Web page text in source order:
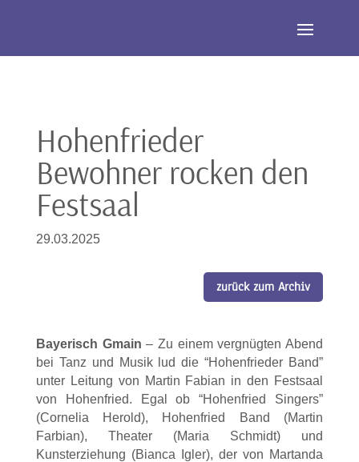
Hohenfrieder
Bewohner rocken den
Festsaal
29.03.2025
zurück zum Archiv
Bayerisch Gmain – Zu einem vergnügten Abend
bei Tanz und Musik lud die “Hohenfrieder Band”
unter Leitung von Martin Fabian in den Festsaal
von Hohenfried. Egal ob “Hohenfried Singers”
(Cornelia Herold), Hohenfried Band (Martin
Farbian), Theater (Maria Schmidt) und
Kunsterziehung (Bianca Igler), der von Martanda